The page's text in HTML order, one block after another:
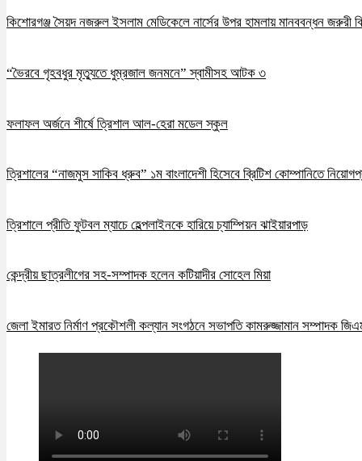
কিশোরগঞ্জ সৈয়দ নজরুল ইসলাম মেডিকেলে নার্সের উপর হামলায় মানববন্ধন জরুরী
“ভৈরবে গৃহবধুর মৃত্যুতে ধুম্রজাল জনমনে” স্বামীসহ আটক ৩
ফলাফল অর্জনে শীর্ষে ত্রিশাল আল-হেরা মডেল স্কুল
ত্রিশালের “নাজমুস সাকিব ধ্রুব” ১ম বাংলাদেশী হিসেবে ব্রিটিশ কোম্পানিতে
ত্রিশালে প্রীতি ফুটবল ম্যাচে হেল্পলাইনকে হারিয়ে চ্যাম্পিয়ন ঝাইয়ারপাড়
কেন্দ্রীয় ছাত্রলীগের সহ-সম্পাদক হলেন কটিয়াদীর সোহেল মিয়া
জেলা ইমারত নির্মাণ প্রকৌশলী কল্যান সংগঠনে সভাপতি কামরুজ্জামান সম্পাদক